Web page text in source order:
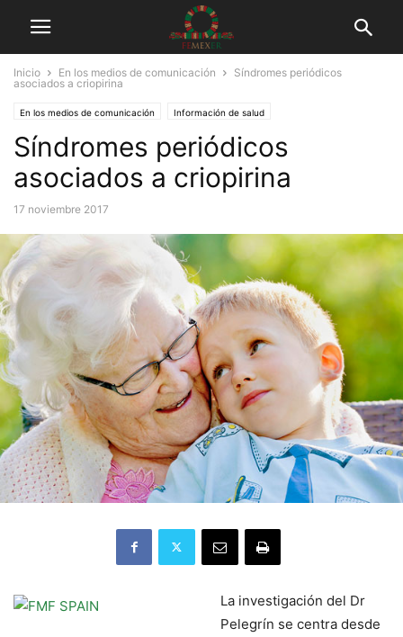
Inicio En los medios de comunicación
Síndromes periódicos
asociados a criopirina
En los medios de comunicación Información de salud
Programa de radio Enfermedades Raras Tuits
Síndromes periódicos
asociados a criopirina
17 noviembre 2017
La investigación del Dr
Pelegrín se centra desde